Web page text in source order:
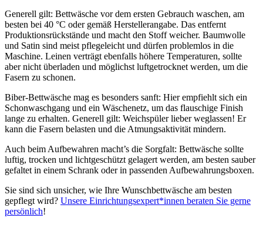
Generell gilt: Bettwäsche vor dem ersten Gebrauch waschen, am
besten bei 40 °C oder gemäß Herstellerangabe. Das entfernt
Produktionsrückstände und macht den Stoff weicher. Baumwolle
und Satin sind meist pflegeleicht und dürfen problemlos in die
Maschine. Leinen verträgt ebenfalls höhere Temperaturen, sollte
aber nicht überladen und möglichst luftgetrocknet werden, um die
Fasern zu schonen.
Biber-Bettwäsche mag es besonders sanft: Hier empfiehlt sich ein
Schonwaschgang und ein Wäschenetz, um das flauschige Finish
lange zu erhalten. Generell gilt: Weichspüler lieber weglassen! Er
kann die Fasern belasten und die Atmungsaktivität mindern.
Auch beim Aufbewahren macht’s die Sorgfalt: Bettwäsche sollte
luftig, trocken und lichtgeschützt gelagert werden, am besten sauber
gefaltet in einem Schrank oder in passenden Aufbewahrungsboxen.
Sie sind sich unsicher, wie Ihre Wunschbettwäsche am besten
gepflegt wird? Unsere Einrichtungsexpert*innen beraten Sie gerne
persönlich!